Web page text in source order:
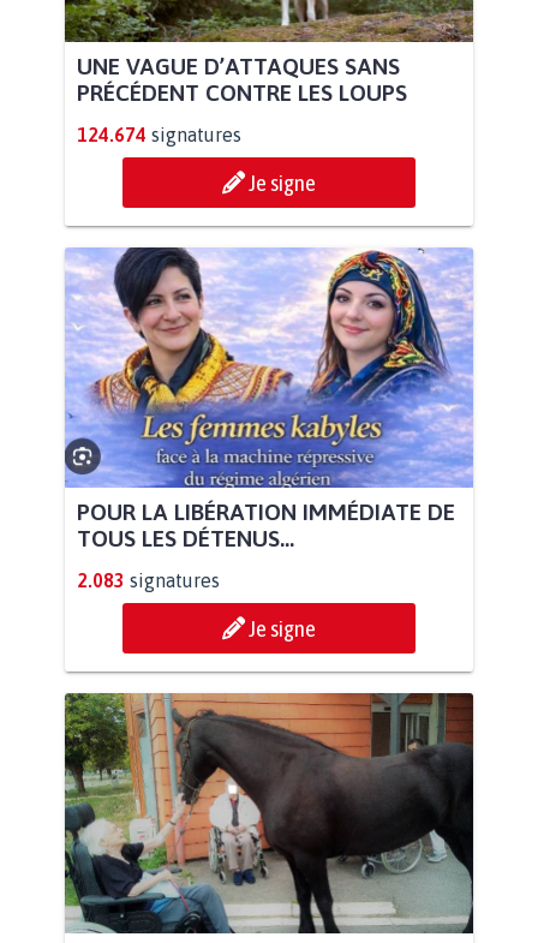
UNE VAGUE D’ATTAQUES SANS
PRÉCÉDENT CONTRE LES LOUPS
124.674 signatures
Je signe
POUR LA LIBÉRATION IMMÉDIATE DE
TOUS LES DÉTENUS...
2.083 signatures
Je signe